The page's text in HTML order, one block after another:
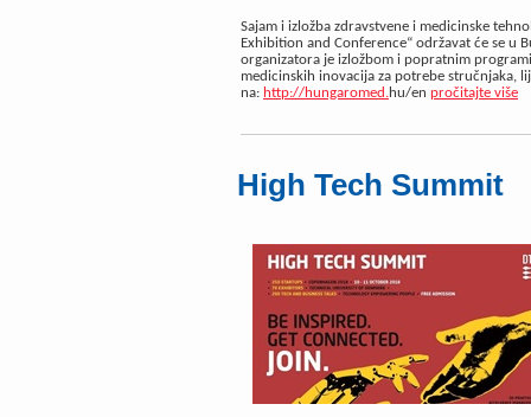
Sajam i izložba zdravstvene i medicinske
Exhibition and Conference“ održavat će se u
organizatora je izložbom i popratnim
medicinskih inovacija za potrebe stručnjaka,
na: http://hungaromed.hu/en pročitajte više
High Tech Summit